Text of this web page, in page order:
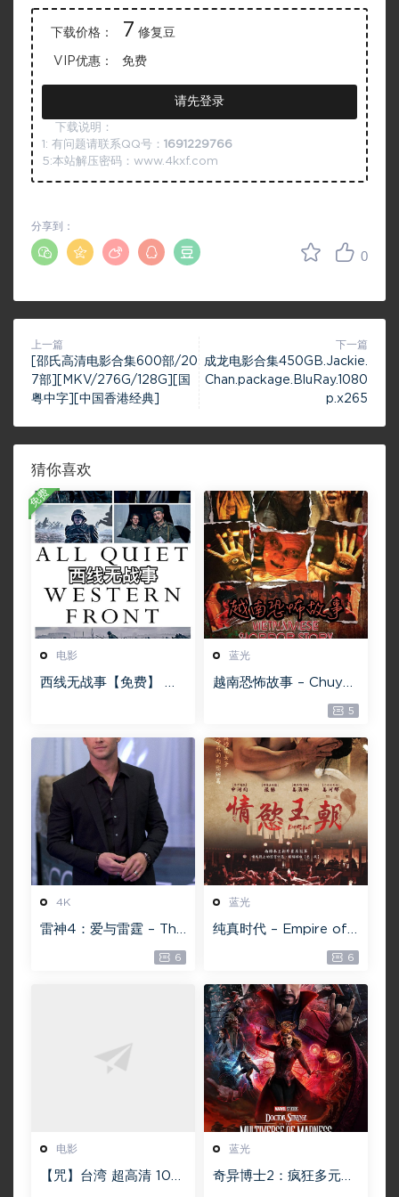
下载价格： 7 修复豆
VIP优惠： 免费
请先登录
下载说明：
1: 有问题请联系QQ号： 1691229766
5:本站解压密码：www.4kxf.com
0
分享到：
上一篇
[邵氏高清电影合集600部/20
7部][MKV/276G/128G][国
粤中字][中国香港经典]
下一篇
成龙电影合集450GB.Jackie.
Chan.package.BluRay.1080
p.x265
猜你喜欢
电影
西线无战事【免费】 W
t on the Western Fro
nt 5.6GB
免费
蓝光
越南恐怖故事 – Chuyện
][22GB][1080P][115网
盘专用下载 ]
5
4K
雷神4：爱与雷霆 – Tho
20.4GB [115网盘下载]
6
蓝光
纯真时代 – Empire of
GB ISO【115网盘专用
下载】
6
电影
【咒】台湾 超高清 108
蓝光
奇异博士2：疯狂多元宇